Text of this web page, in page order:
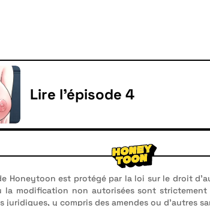
Lire l'épisode 4
Honeytoon est protégé par la loi sur le droit
la modification non autorisées sont
juridiques, y compris des amendes ou d'autres